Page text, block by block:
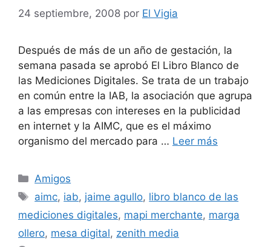
24 septiembre, 2008 por El Vigia
Después de más de un año de gestación, la
semana pasada se aprobó El Libro Blanco de
las Mediciones Digitales. Se trata de un trabajo
en común entre la IAB, la asociación que agrupa
a las empresas con intereses en la publicidad
en internet y la AIMC, que es el máximo
organismo del mercado para … Leer más
Categorías
Amigos
Etiquetas
aimc, iab, jaime agullo, libro blanco de las
mediciones digitales, mapi merchante, marga
ollero, mesa digital, zenith media